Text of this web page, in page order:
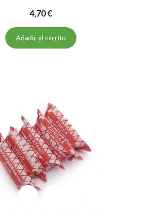
4,70 €
Añadir al carrito